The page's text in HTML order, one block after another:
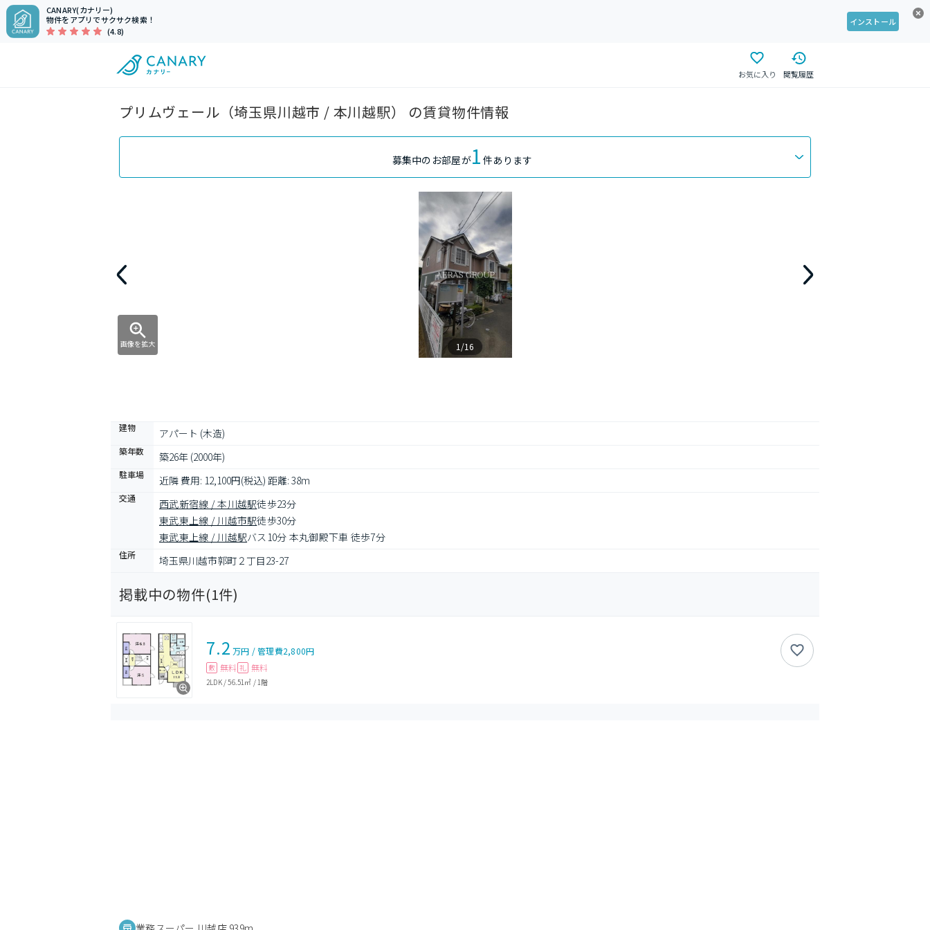
CANARY(カナリー)
物件をアプリでサクサク検索！
(4.8)
インストール
お気に入り 閲覧履歴
プリムヴェール（埼玉県川越市 / 本川越駅） の賃貸物件情報
募集中のお部屋が1 件あります
画像を拡大 1/16
建物 アパート (木造)
築年数 築26年 (2000年)
駐車場 近隣 費用: 12,100円(税込) 距離: 38m
交通 西武新宿線 / 本川越駅徒歩23分
東武東上線 / 川越市駅徒歩30分
東武東上線 / 川越駅バス10分 本丸御殿下車 徒歩7分
住所 埼玉県川越市郭町２丁目23-27
掲載中の物件(1件)
7.2 万円 /管理費2,800円
敷 無料 礼 無料
2LDK/56.51㎡ / 1階